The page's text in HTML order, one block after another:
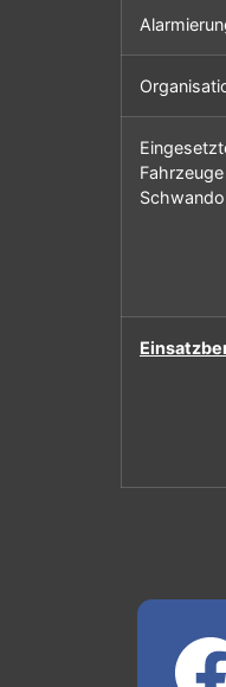
Fahrzeuge